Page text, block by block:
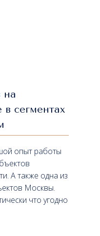
опыт работы
А также одна из
Москвы.
что угодно
на
сегментах